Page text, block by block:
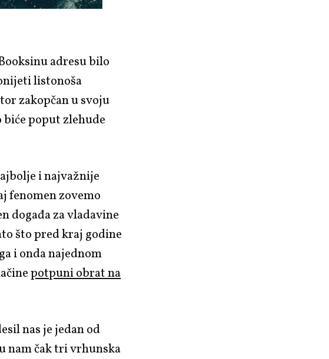
adresu bilo
listonoša
zakopčan u svoju
poput zlehude
i najvažnije
fenomen zovemo
događa za vladavine
što pred kraj godine
i onda najednom
potpuni obrat na
nas je jedan od
nam čak tri vrhunska